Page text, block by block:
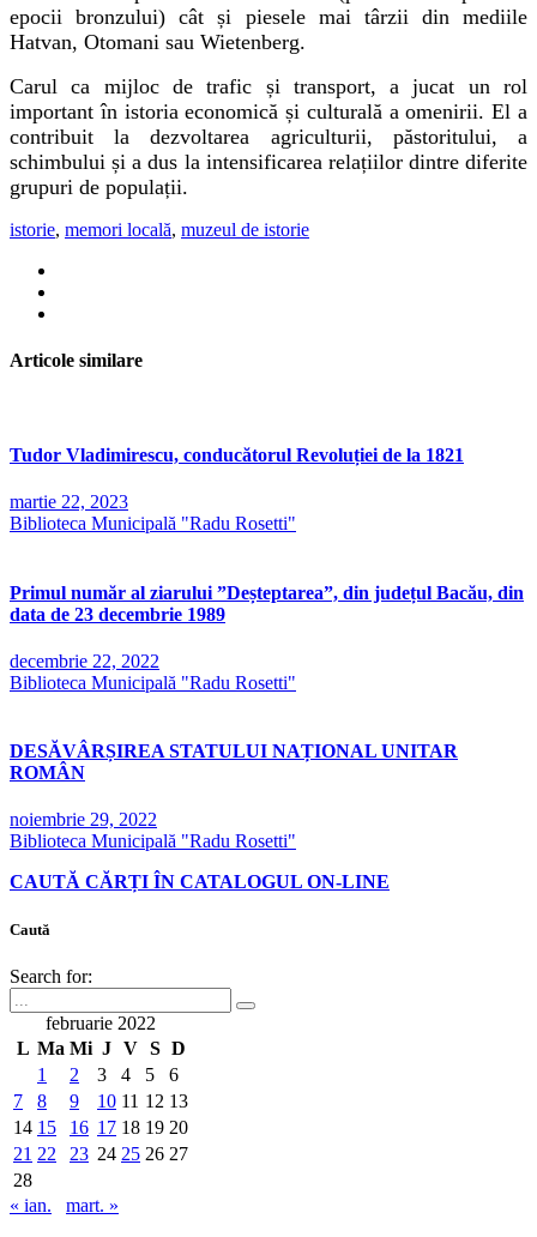
epocii bronzului) cât și piesele mai târzii din mediile
Hatvan, Otomani sau Wietenberg.
Carul ca mijloc de trafic și transport, a jucat un rol
important în istoria economică și culturală a omenirii. El a
contribuit la dezvoltarea agriculturii, păstoritului, a
schimbului și a dus la intensificarea relațiilor dintre diferite
grupuri de populații.
istorie, memori locală, muzeul de istorie
Articole similare
Tudor Vladimirescu, conducătorul Revoluției de la 1821
martie 22, 2023
Biblioteca Municipală "Radu Rosetti"
Primul număr al ziarului ”Deșteptarea”, din județul Bacău, din
data de 23 decembrie 1989
decembrie 22, 2022
Biblioteca Municipală "Radu Rosetti"
DESĂVÂRȘIREA STATULUI NAȚIONAL UNITAR
ROMÂN
noiembrie 29, 2022
Biblioteca Municipală "Radu Rosetti"
CAUTĂ CĂRȚI ÎN CATALOGUL ON-LINE
Caută
Search for:
februarie 2022
L Ma Mi J V S D
1
2 3 4 5
6
7
8 9 10 11 12 13
14 15 16 17 18 19 20
21 22 23 24 25 26 27
28
« ian.
mart. »